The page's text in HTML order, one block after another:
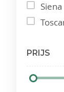
Siena
PRIJS